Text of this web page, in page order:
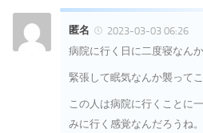
匿名
2023-03-03 06:26
病院に行く日に二度寝なんか
緊張して眠気なんか襲ってこ
この人は病院に行くことに
みに行く感覚なんだろうね。